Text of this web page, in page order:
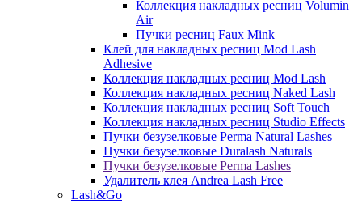
Коллекция накладных ресниц Volumin
Air
Пучки ресниц Faux Mink
Клей для накладных ресниц Mod Lash
Adhesive
Коллекция накладных ресниц Mod Lash
Коллекция накладных ресниц Naked Lash
Коллекция накладных ресниц Soft Touch
Коллекция накладных ресниц Studio Effects
Пучки безузелковые Perma Natural Lashes
Пучки безузелковые Duralash Naturals
Пучки безузелковые Perma Lashes
Удалитель клея Andrea Lash Free
Lash&Go